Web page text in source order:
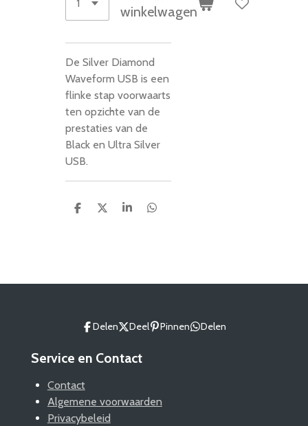
winkelwagen
De Silver Diamond
Waveform USB is een
flinke stap voorwaarts
ten opzichte van de
prestaties van de
Black en Ultra Silver
USB.
D
D
S
D
Delen Deel Pinnen Delen
Service en Contact
Contact
Algemene voorwaarden
Privacybeleid